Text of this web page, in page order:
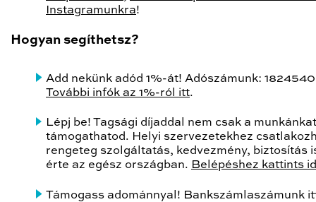
Instagramunkra!
Hogyan segíthetsz?
Add nekünk adód 1%-át! Adószámunk:
További infók az 1%-ról itt.
Lépj be! Tagsági díjaddal nem csak a munkánkat
támogathatod. Helyi szervezetekhez
rengeteg szolgáltatás, kedvezmény, biztosítás
érte az egész országban. Belépéshez kattints
Támogass adománnyal! Bankszámlaszámunk